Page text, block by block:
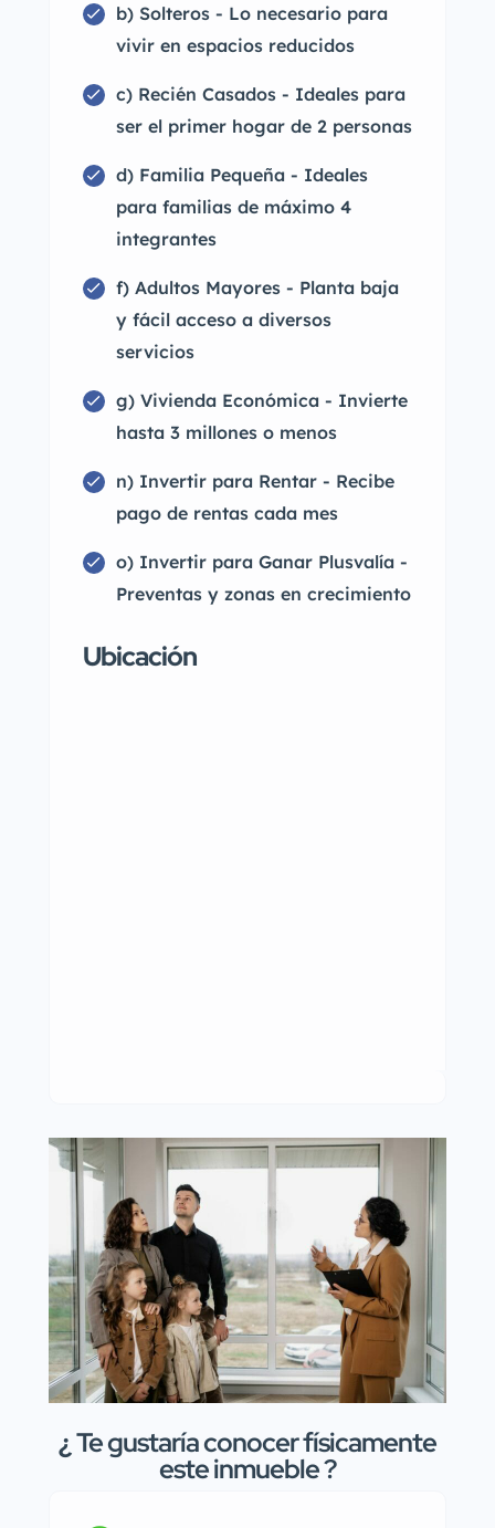
b) Solteros - Lo necesario para
vivir en espacios reducidos
c) Recién Casados - Ideales para
ser el primer hogar de 2 personas
d) Familia Pequeña - Ideales
para familias de máximo 4
integrantes
f) Adultos Mayores - Planta baja
y fácil acceso a diversos
servicios
g) Vivienda Económica - Invierte
hasta 3 millones o menos
n) Invertir para Rentar - Recibe
pago de rentas cada mes
o) Invertir para Ganar Plusvalía -
Preventas y zonas en crecimiento
Ubicación
¿ Te gustaría conocer físicamente
este inmueble ?